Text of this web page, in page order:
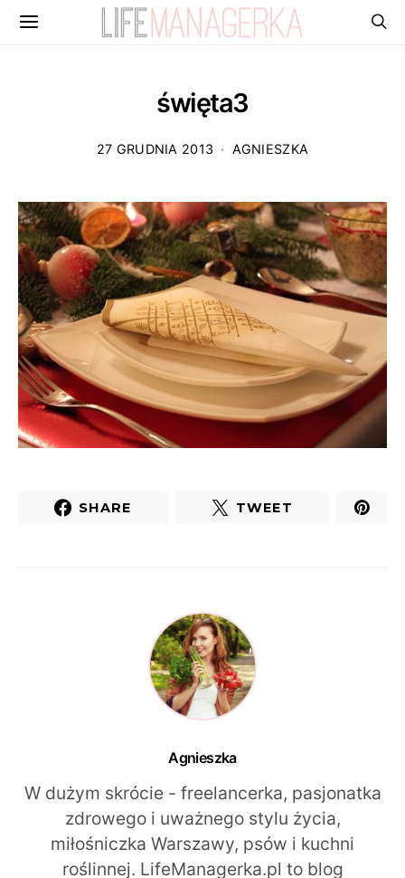
święta3
27 GRUDNIA 2013 AGNIESZKA
SHARE TWEET
Agnieszka
W dużym skrócie - freelancerka, pasjonatka
zdrowego i uważnego stylu życia,
miłośniczka Warszawy, psów i kuchni
roślinnej. LifeManagerka.pl to blog